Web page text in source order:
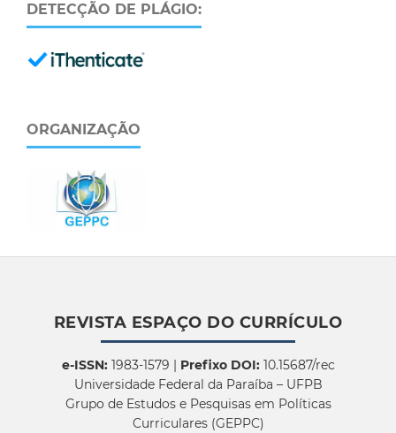
DETECÇÃO DE PLÁGIO:
ORGANIZAÇÃO
REVISTA ESPAÇO DO CURRÍCULO
e-ISSN:1983-1579 | Prefixo DOI:10.15687/rec
Universidade Federal da Paraíba – UFPB
Grupo de Estudos e Pesquisas em Políticas
Curriculares (GEPPC)